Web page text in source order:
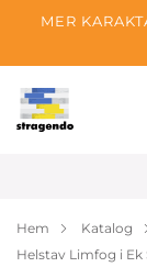
MER
Tallinn
Betalning
Hem Katalog
Helstav Limfog i Ek